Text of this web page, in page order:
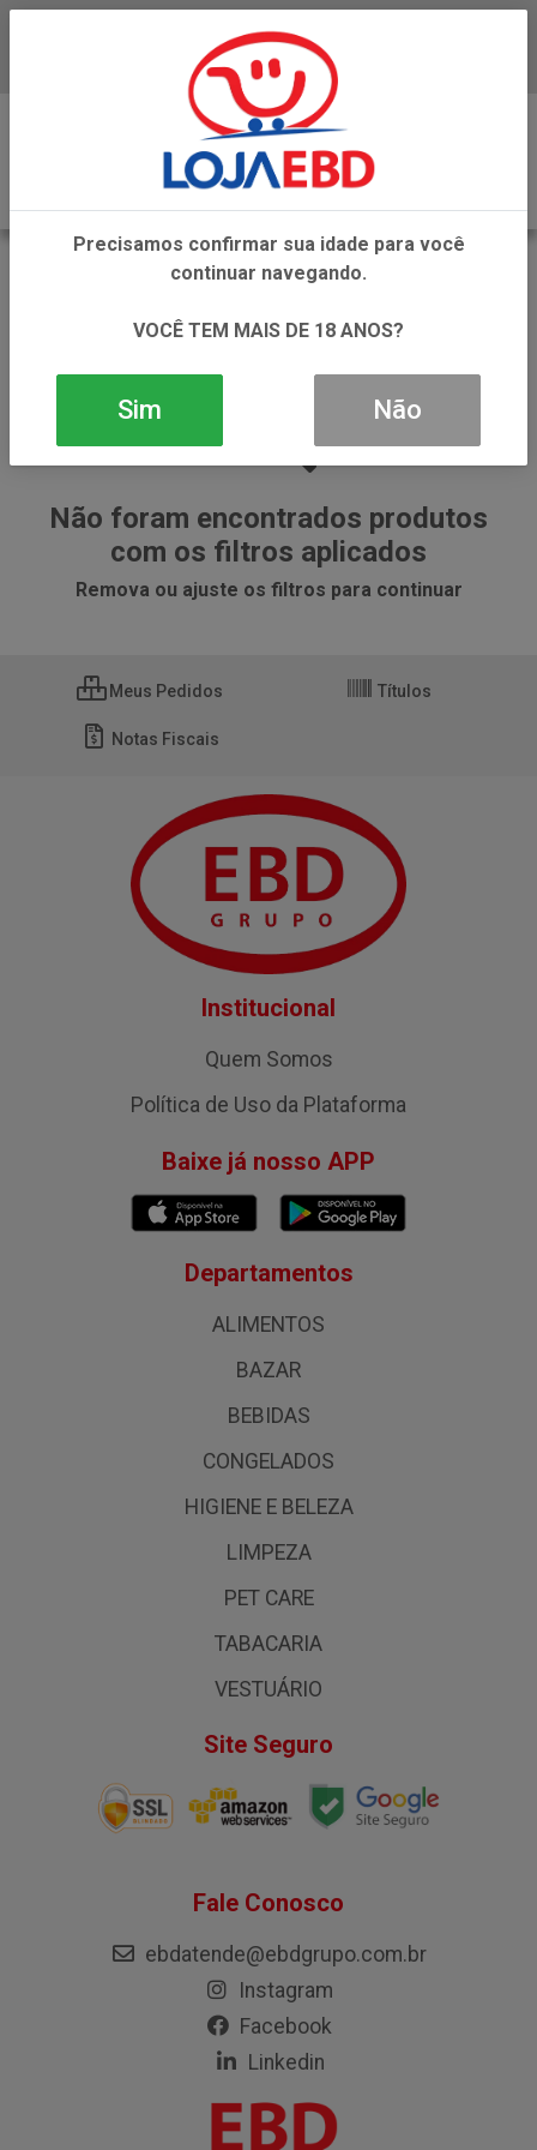
DESODORANTE AEROSSOL
DESODORANTE AEROSSOL
Não foram encontrados produtos
com os filtros aplicados
Remova ou ajuste os filtros para continuar
Meus Pedidos Títulos
Notas Fiscais
Institucional
Quem Somos
Política de Uso da Plataforma
Baixe já nosso APP
Departamentos
ALIMENTOS
BAZAR
BEBIDAS
CONGELADOS
HIGIENE E BELEZA
LIMPEZA
PET CARE
TABACARIA
VESTUÁRIO
Site Seguro
Fale Conosco
ebdatende@ebdgrupo.com.br
Instagram
Facebook
Linkedin
Precisamos confirmar sua idade para você
continuar navegando.
VOCÊ TEM MAIS DE 18 ANOS?
Sim Não